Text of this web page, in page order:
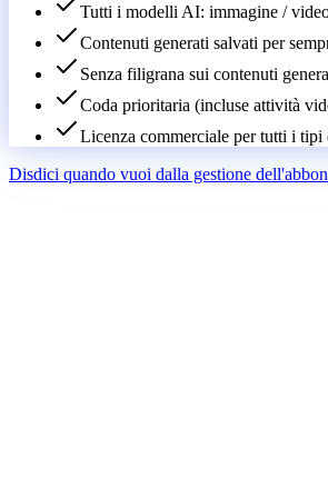
Tutti i modelli AI: immagine /
Contenuti generati salvati per
Senza filigrana sui contenuti
Coda prioritaria (incluse attività
Licenza commerciale per tutti i tipi
Disdici quando vuoi dalla gestione